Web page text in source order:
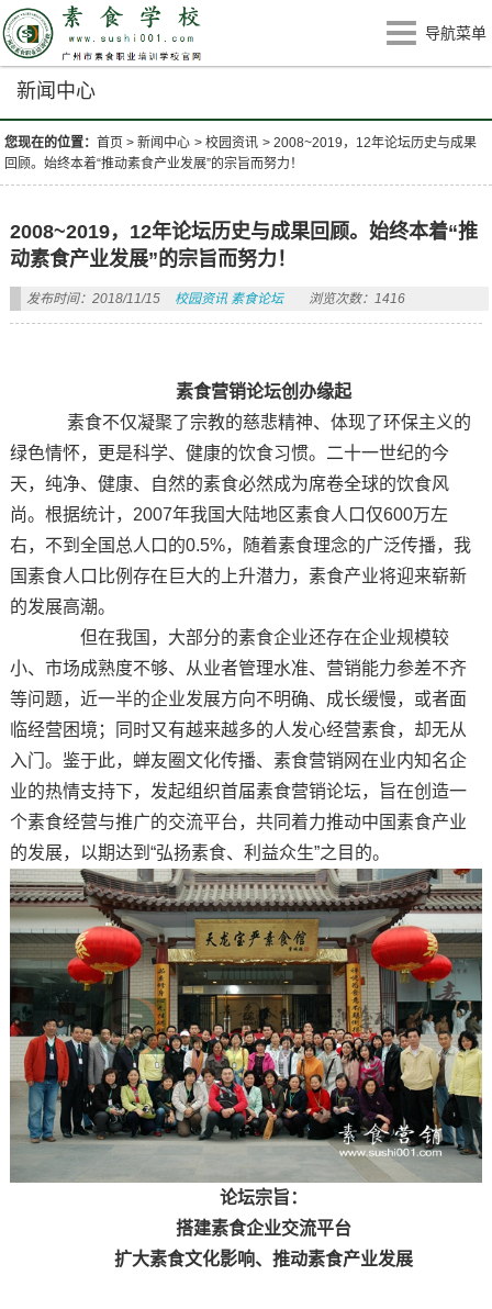
导航菜单
新闻中心
您现在的位置：首页 >新闻中心 >校园资讯 >2008~2019，12年论坛历史与成果
回顾。始终本着“推动素食产业发展”的宗旨而努力！
2008~2019，12年论坛历史与成果回顾。始终本着“推
动素食产业发展”的宗旨而努力！
发布时间：2018/11/15 校园资讯 素食论坛 浏览次数：1416
素食营销论坛创办缘起
素食不仅凝聚了宗教的慈悲精神、体现了环保主义的
绿色情怀，更是科学、健康的饮食习惯。二十一世纪的今
天，纯净、健康、自然的素食必然成为席卷全球的饮食风
尚。根据统计，2007年我国大陆地区素食人口仅600万左
右，不到全国总人口的0.5%，随着素食理念的广泛传播，我
国素食人口比例存在巨大的上升潜力，素食产业将迎来崭新
的发展高潮。
但在我国，大部分的素食企业还存在企业规模较
小、市场成熟度不够、从业者管理水准、营销能力参差不齐
等问题，近一半的企业发展方向不明确、成长缓慢，或者面
临经营困境；同时又有越来越多的人发心经营素食，却无从
入门。鉴于此，蝉友圈文化传播、素食营销网在业内知名企
业的热情支持下，发起组织首届素食营销论坛，旨在创造一
个素食经营与推广的交流平台，共同着力推动中国素食产业
的发展，以期达到“弘扬素食、利益众生”之目的。
论坛宗旨：
搭建素食企业交流平台
扩大素食文化影响、推动素食产业发展